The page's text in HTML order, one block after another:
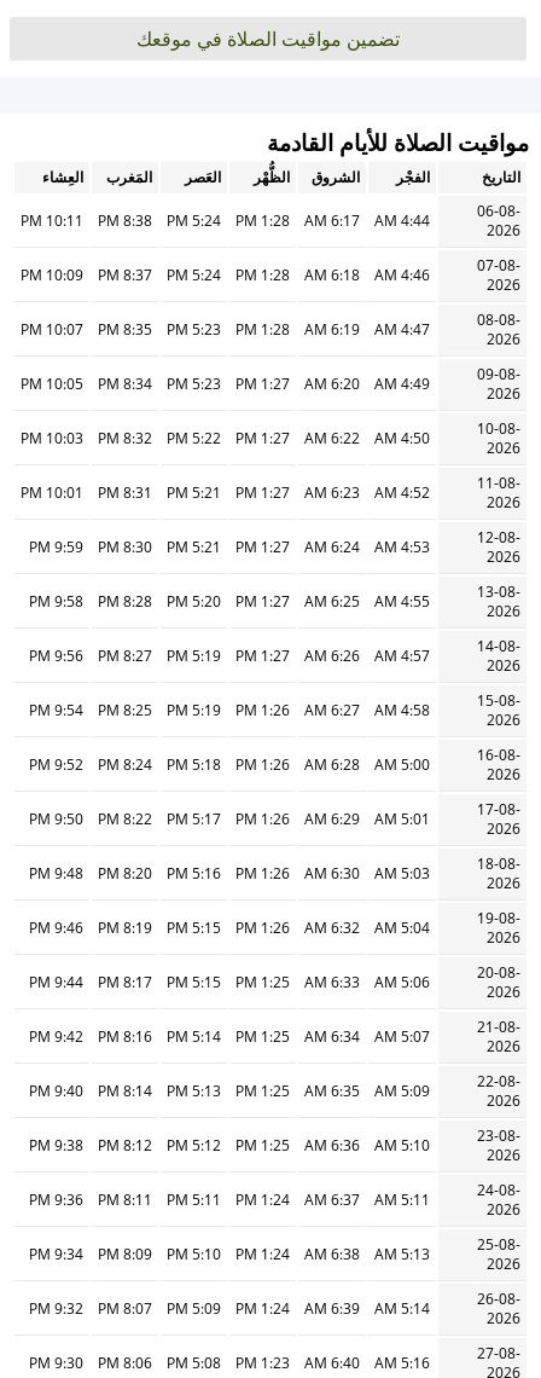
تضمين مواقيت الصلاة في موقعك
مواقيت الصلاة للأيام القادمة
التاريخ الفجْر الشروق الظُّهْر العَصر المَغرب
العِشاء
06-08-
2026
4:44 AM
6:17 AM
1:28 PM
5:24 PM
8:38 PM
10:11 PM
07-08-
2026
4:46 AM
6:18 AM
1:28 PM
5:24 PM
8:37 PM
10:09 PM
08-08-
2026
4:47 AM
6:19 AM
1:28 PM
5:23 PM
8:35 PM
10:07 PM
09-08-
2026
4:49 AM
6:20 AM
1:27 PM
5:23 PM
8:34 PM
10:05 PM
10-08-
2026
4:50 AM
6:22 AM
1:27 PM
5:22 PM
8:32 PM
10:03 PM
11-08-
2026
4:52 AM
6:23 AM
1:27 PM
5:21 PM
8:31 PM
10:01 PM
12-08-
2026
4:53 AM
6:24 AM
1:27 PM
5:21 PM
8:30 PM
9:59 PM
13-08-
2026
4:55 AM
6:25 AM
1:27 PM
5:20 PM
8:28 PM
9:58 PM
14-08-
2026
4:57 AM
6:26 AM
1:27 PM
5:19 PM
8:27 PM
9:56 PM
15-08-
2026
4:58 AM
6:27 AM
1:26 PM
5:19 PM
8:25 PM
9:54 PM
16-08-
2026
5:00 AM
6:28 AM
1:26 PM
5:18 PM
8:24 PM
9:52 PM
17-08-
2026
5:01 AM
6:29 AM
1:26 PM
5:17 PM
8:22 PM
9:50 PM
18-08-
2026
5:03 AM
6:30 AM
1:26 PM
5:16 PM
8:20 PM
9:48 PM
19-08-
2026
5:04 AM
6:32 AM
1:26 PM
5:15 PM
8:19 PM
9:46 PM
20-08-
2026
5:06 AM
6:33 AM
1:25 PM
5:15 PM
8:17 PM
9:44 PM
21-08-
2026
5:07 AM
6:34 AM
1:25 PM
5:14 PM
8:16 PM
9:42 PM
22-08-
2026
5:09 AM
6:35 AM
1:25 PM
5:13 PM
8:14 PM
9:40 PM
23-08-
2026
5:10 AM
6:36 AM
1:25 PM
5:12 PM
8:12 PM
9:38 PM
24-08-
2026
5:11 AM
6:37 AM
1:24 PM
5:11 PM
8:11 PM
9:36 PM
25-08-
2026
5:13 AM
6:38 AM
1:24 PM
5:10 PM
8:09 PM
9:34 PM
26-08-
2026
5:14 AM
6:39 AM
1:24 PM
5:09 PM
8:07 PM
9:32 PM
27-08-
2026
5:16 AM
6:40 AM
1:23 PM
5:08 PM
8:06 PM
9:30 PM